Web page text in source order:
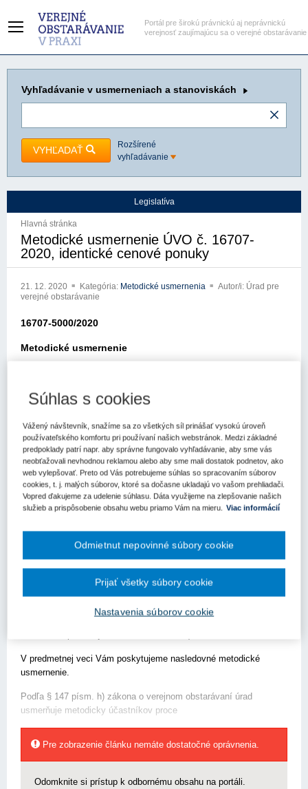
Portál pre širokú právnickú aj neprávnickú
verejnosť zaujímajúcu sa o verejné obstarávanie
Vyhľadávanie v usmerneniach a stanoviskách
VYHĽADAŤ
Rozšírené
vyhľadávanie
Legislatíva
Hlavná stránka
Metodické usmernenie ÚVO č. 16707-
2020, identické cenové ponuky
21. 12. 2020 Kategória: Metodické usmernenia
Autor/i: Úrad pre
verejné obstarávanie
16707-5000/2020
Metodické usmernenie
Bratislava: 18.12.2020
Elektronickou poštou zo dňa 30.11.2020 ste sa obrátili na Úrad pre
verejné obstarávanie (ďalej len „úrad“) so žiadosťou o usmernenie
k aplikácii zákona č. 343/2015 Z.z. o verejnom obstarávaní a o
zmene a doplnení niektorých zákonov v znení neskorších
predpisov (ďalej len „zákon o verejnom obstarávaní“).
Skutkový stav žiadosti, cit.: „Obdržali sme tri cenové ponuky,
našim jediným hodnotiacim kritériom bola najnižšia cena (100%).
boli identické, pričom v rámci VO sme nemali zadané žiadne
prípade, zároveň VO nebolo vyhlasované s elektronickou aukciou.
náležitosti, ktoré boli v rámci súťažných podkladov požadované,
V predmetnej veci Vám poskytujeme nasledovné metodické
usmernenie.
Podľa § 147 písm. h) zákona o verejnom obstarávaní úrad
usmerňuje metodicky účastníkov proce
Pre zobrazenie článku nemáte dostatočné oprávnenia.
Odomknite si prístup k odbornému obsahu na portáli.
Súhlas s cookies
Vážený návštevník, snažíme sa zo všetkých síl prinášať vysokú úroveň
používateľského komfortu pri používaní našich webstránok. Medzi základné
predpoklady patrí napr. aby správne fungovalo vyhľadávanie, aby sme vás
neobťažovali nevhodnou reklamou alebo aby sme mali dostatok podnetov, ako
web vylepšovať. Preto od Vás potrebujeme súhlas so spracovaním súborov
cookies, t. j. malých súborov, ktoré sa dočasne ukladajú vo vašom prehliadači.
Vopred ďakujeme za udelenie súhlasu. Dáta využijeme na zlepšovanie našich
služieb a prispôsobenie obsahu webu priamo Vám na mieru. Viac informácií
Nastavenia súborov cookie
Odmietnut nepovinné súbory cookie
Prijať všetky súbory cookie